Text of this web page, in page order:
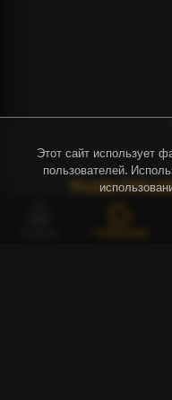
Puzzle71
Этот сайт использует
пользователей.